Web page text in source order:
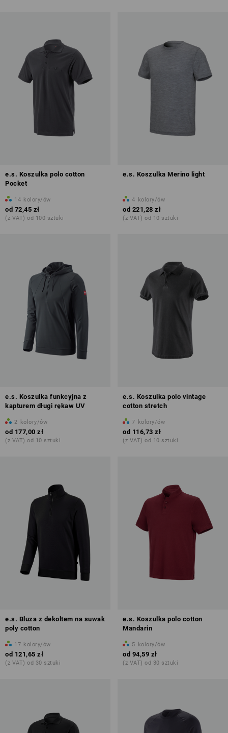
e.s. Koszulka polo cotton
Pocket
14 kolory/ów
od 72,45 zł
(z VAT) od 100 sztuki
e.s. Koszulka Merino light
4 kolory/ów
od 221,28 zł
(z VAT) od 10 sztuki
e.s. Koszulka funkcyjna z
kapturem długi rękaw UV
2 kolory/ów
od 177,00 zł
(z VAT) od 10 sztuki
e.s. Koszulka polo vintage
cotton stretch
7 kolory/ów
od 116,73 zł
(z VAT) od 10 sztuki
e.s. Bluza z dekoltem na suwak
poly cotton
17 kolory/ów
od 121,65 zł
(z VAT) od 30 sztuki
e.s. Koszulka polo cotton
Mandarin
5 kolory/ów
od 94,59 zł
(z VAT) od 30 sztuki